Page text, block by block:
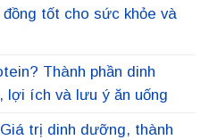
tốt cho sức khỏe và
Thành phần dinh
ích và lưu ý ăn uống
trị dinh dưỡng, thành